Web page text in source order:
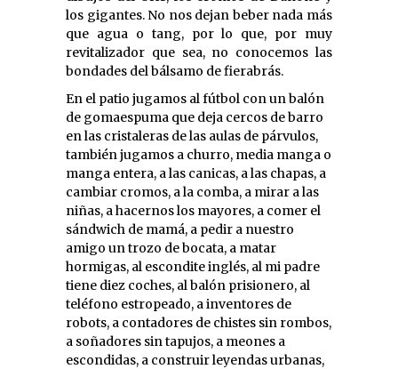
los gigantes. No nos dejan beber nada más
que agua o tang, por lo que, por muy
revitalizador que sea, no conocemos las
bondades del bálsamo de fierabrás.
En el patio jugamos al fútbol con un balón
de gomaespuma que deja cercos de barro
en las cristaleras de las aulas de párvulos,
también jugamos a churro, media manga o
manga entera, a las canicas, a las chapas, a
cambiar cromos, a la comba, a mirar a las
niñas, a hacernos los mayores, a comer el
sándwich de mamá, a pedir a nuestro
amigo un trozo de bocata, a matar
hormigas, al escondite inglés, al mi padre
tiene diez coches, al balón prisionero, al
teléfono estropeado, a inventores de
robots, a contadores de chistes sin rombos,
a soñadores sin tapujos, a meones a
escondidas, a construir leyendas urbanas,